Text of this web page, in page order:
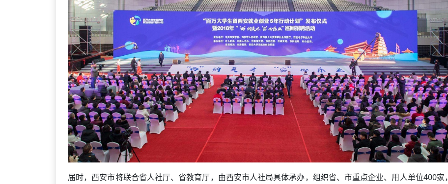
届时，西安市将联合省人社厅、省教育厅，由西安市人社局具体承办，组织省、市重点企业、用人单位400家，